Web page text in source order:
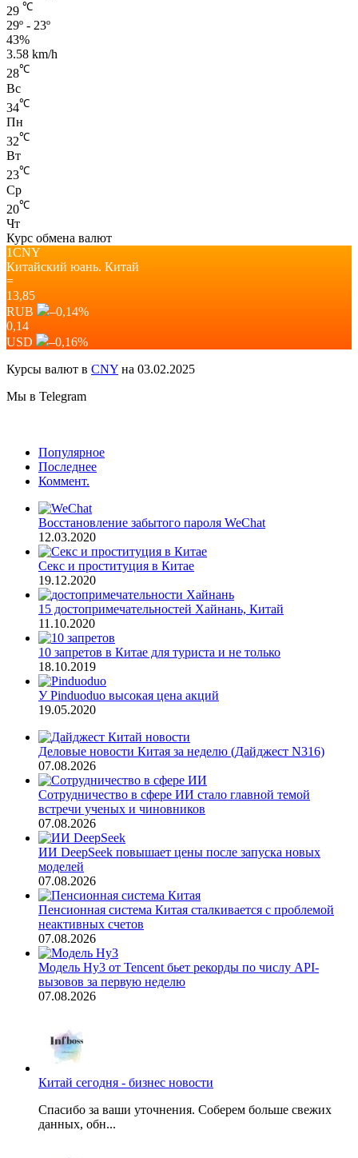
29 ℃
29º - 23º
43%
3.58 km/h
28℃
Вс
34℃
Пн
32℃
Вт
23℃
Ср
20℃
Чт
Курс обмена валют
1CNY
Китайский юань. Китай
=
13,85
RUB
–0,14%
0,14
USD
–0,16%
Курсы валют в CNY на 03.02.2025
Мы в Telegram
Популярное
Последнее
Коммент.
Восстановление забытого пароля WeChat
12.03.2020
Секс и проституция в Китае
19.12.2020
15 достопримечательностей Хайнань, Китай
11.10.2020
10 запретов в Китае для туриста и не только
18.10.2019
У Pinduoduo высокая цена акций
19.05.2020
Деловые новости Китая за неделю (Дайджест N316)
07.08.2026
Сотрудничество в сфере ИИ стало главной темой
встречи ученых и чиновников
07.08.2026
ИИ DeepSeek повышает цены после запуска новых
моделей
07.08.2026
Пенсионная система Китая сталкивается с проблемой
неактивных счетов
07.08.2026
Модель Hy3 от Tencent бьет рекорды по числу API-
вызовов за первую неделю
07.08.2026
Китай сегодня - бизнес новости
Спасибо за ваши уточнения. Соберем больше свежих
данных, обн...